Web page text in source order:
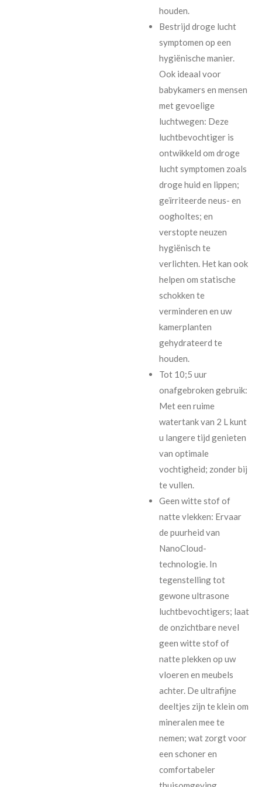
houden.
Bestrijd droge lucht
symptomen op een
hygiënische manier.
Ook ideaal voor
babykamers en mensen
met gevoelige
luchtwegen: Deze
luchtbevochtiger is
ontwikkeld om droge
lucht symptomen zoals
droge huid en lippen;
geïrriteerde neus- en
oogholtes; en
verstopte neuzen
hygiënisch te
verlichten. Het kan ook
helpen om statische
schokken te
verminderen en uw
kamerplanten
gehydrateerd te
houden.
Tot 10;5 uur
onafgebroken gebruik:
Met een ruime
watertank van 2 L kunt
u langere tijd genieten
van optimale
vochtigheid; zonder bij
te vullen.
Geen witte stof of
natte vlekken: Ervaar
de puurheid van
NanoCloud-
technologie. In
tegenstelling tot
gewone ultrasone
luchtbevochtigers; laat
de onzichtbare nevel
geen witte stof of
natte plekken op uw
vloeren en meubels
achter. De ultrafijne
deeltjes zijn te klein om
mineralen mee te
nemen; wat zorgt voor
een schoner en
comfortabeler